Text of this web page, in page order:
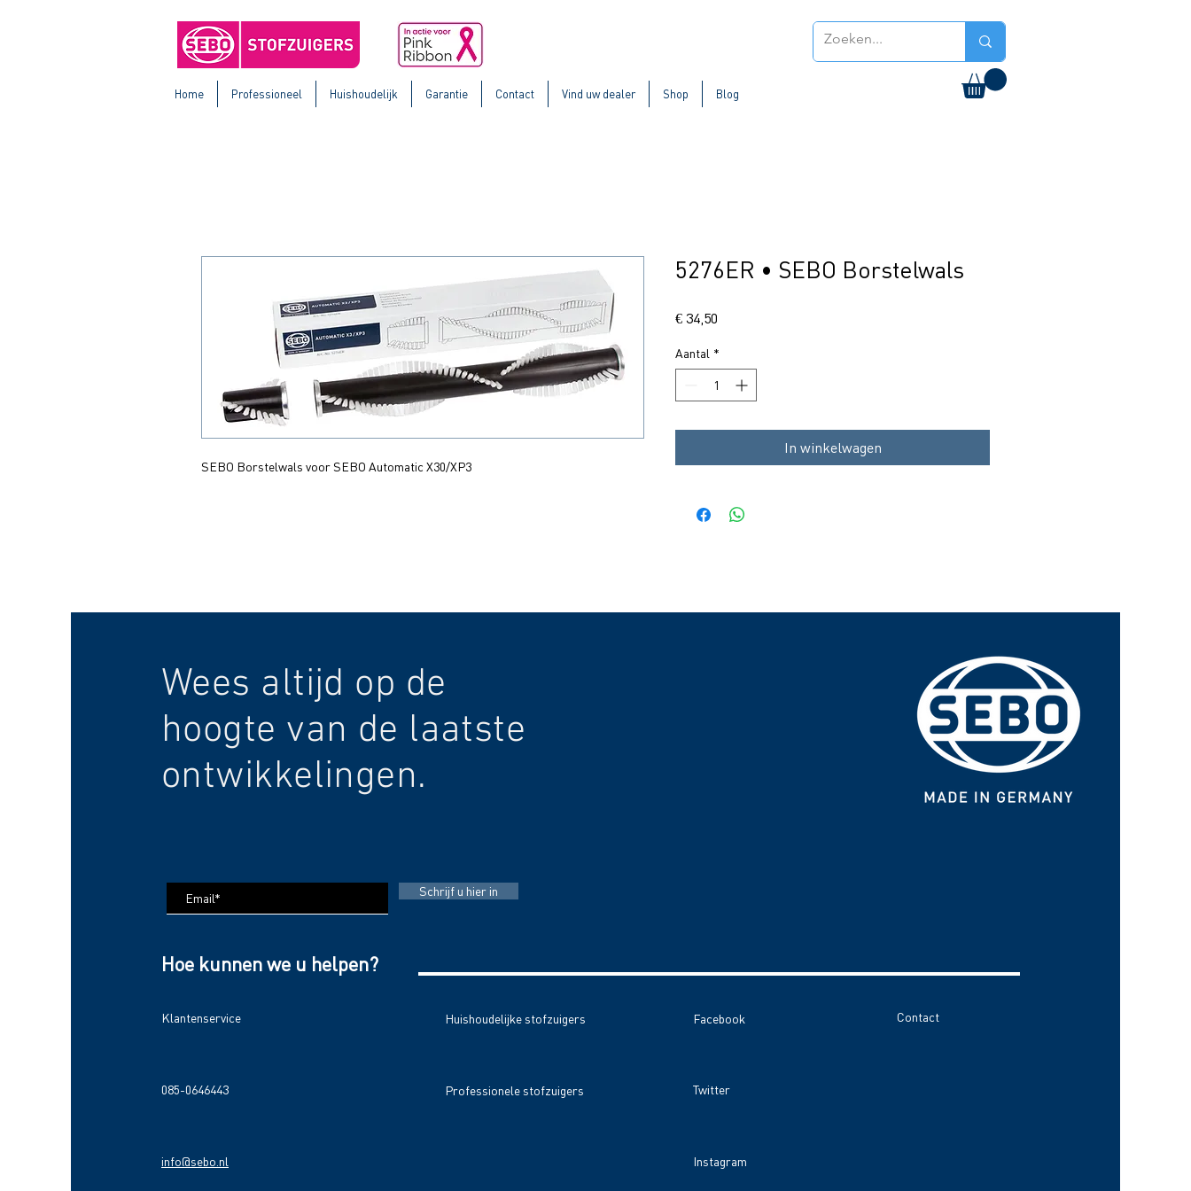
Home Professioneel Huishoudelijk Garantie Contact Vind uw dealer Shop Blog
SEBO Borstelwals voor SEBO Automatic X30/XP3
5276ER • SEBO Borstelwals
€ 34,50
Aantal *
In winkelwagen
Wees altijd op de
hoogte van de laatste
ontwikkelingen.
Schrijf u hier in
Hoe kunnen we u helpen?
Klantenservice Huishoudelijke stofzuigers Facebook Contact
085-0646443 Professionele stofzuigers
info@sebo.nl
Twitter
Instagram